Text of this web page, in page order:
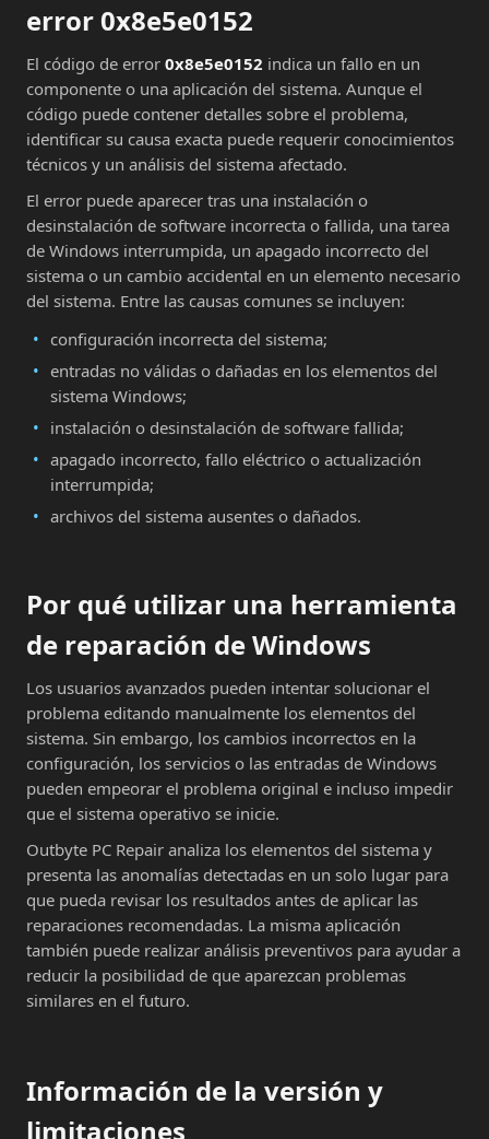
error 0x8e5e0152
El código de error 0x8e5e0152 indica un fallo en un
componente o una aplicación del sistema. Aunque el
código puede contener detalles sobre el problema,
identificar su causa exacta puede requerir conocimientos
técnicos y un análisis del sistema afectado.
El error puede aparecer tras una instalación o
desinstalación de software incorrecta o fallida, una tarea
de Windows interrumpida, un apagado incorrecto del
sistema o un cambio accidental en un elemento necesario
del sistema. Entre las causas comunes se incluyen:
configuración incorrecta del sistema;
entradas no válidas o dañadas en los elementos del
sistema Windows;
instalación o desinstalación de software fallida;
apagado incorrecto, fallo eléctrico o actualización
interrumpida;
archivos del sistema ausentes o dañados.
Por qué utilizar una herramienta
de reparación de Windows
Los usuarios avanzados pueden intentar solucionar el
problema editando manualmente los elementos del
sistema. Sin embargo, los cambios incorrectos en la
configuración, los servicios o las entradas de Windows
pueden empeorar el problema original e incluso impedir
que el sistema operativo se inicie.
Outbyte PC Repair analiza los elementos del sistema y
presenta las anomalías detectadas en un solo lugar para
que pueda revisar los resultados antes de aplicar las
reparaciones recomendadas. La misma aplicación
también puede realizar análisis preventivos para ayudar a
reducir la posibilidad de que aparezcan problemas
similares en el futuro.
Información de la versión y
limitaciones